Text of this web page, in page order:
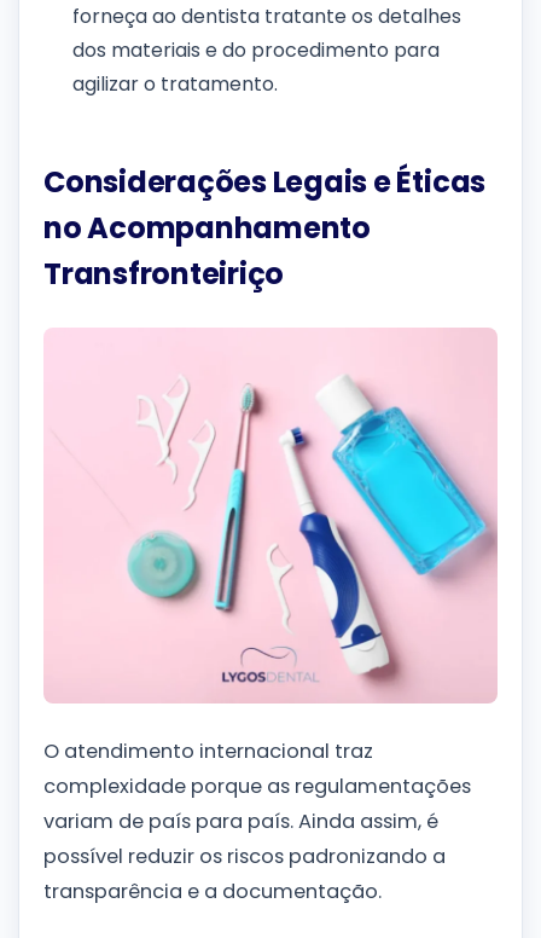
forneça ao dentista tratante os detalhes
dos materiais e do procedimento para
agilizar o tratamento.
Considerações Legais e Éticas
no Acompanhamento
Transfronteiriço
O atendimento internacional traz
complexidade porque as regulamentações
variam de país para país. Ainda assim, é
possível reduzir os riscos padronizando a
transparência e a documentação.